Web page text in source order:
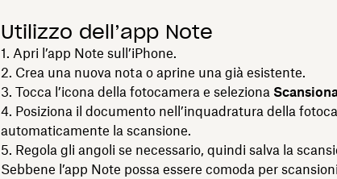
Utilizzo dell’app Note
Apri l’app Note sull’iPhone.
Crea una nuova nota o aprine una già esistente.
Tocca l’icona della fotocamera e seleziona
Posiziona il documento nell’inquadratura della
automaticamente la scansione.
Regola gli angoli se necessario, quindi salva la
Sebbene l’app Note possa essere comoda per